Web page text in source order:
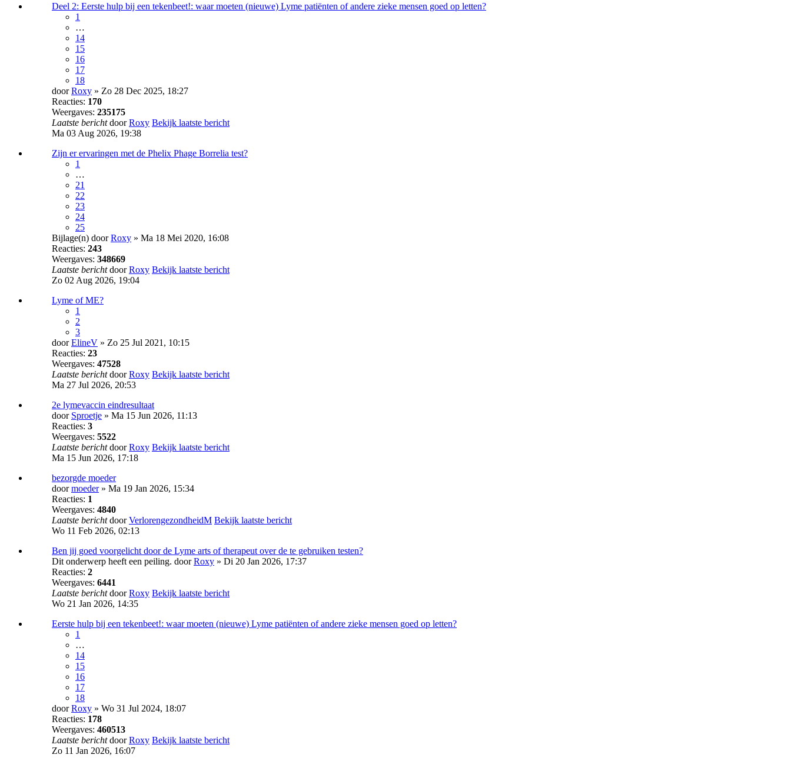
Deel 2: Eerste hulp bij een tekenbeet!: waar moeten (nieuwe) Lyme patiënten of andere zieke mensen goed op letten?
1
…
14
15
16
17
18
doorRoxy » Zo 28 Dec 2025, 18:27
Reacties: 170
Weergaves: 235175
Laatste berichtdoorRoxy Bekijk laatste bericht
Ma 03 Aug 2026, 19:38
Zijn er ervaringen met de Phelix Phage Borrelia test?
1
…
21
22
23
24
25
Bijlage(n) doorRoxy » Ma 18 Mei 2020, 16:08
Reacties: 243
Weergaves: 348669
Laatste berichtdoorRoxy Bekijk laatste bericht
Zo 02 Aug 2026, 19:04
Lyme of ME?
1
2
3
doorElineV » Zo 25 Jul 2021, 10:15
Reacties: 23
Weergaves: 47528
Laatste berichtdoorRoxy Bekijk laatste bericht
Ma 27 Jul 2026, 20:53
2e lymevaccin eindresultaat
door Sproetje » Ma 15 Jun 2026, 11:13
Reacties: 3
Weergaves: 5522
Laatste berichtdoorRoxy Bekijk laatste bericht
Ma 15 Jun 2026, 17:18
bezorgde moeder
doormoeder» Ma 19 Jan 2026, 15:34
Reacties: 1
Weergaves: 4840
Laatste berichtdoorVerlorengezondheidM Bekijk laatste bericht
Wo 11 Feb 2026, 02:13
Ben jij goed voorgelicht door de Lyme arts of therapeut over de te gebruiken testen?
Dit onderwerp heeft een peiling. doorRoxy » Di 20 Jan 2026, 17:37
Reacties: 2
Weergaves: 6441
Laatste berichtdoorRoxy Bekijk laatste bericht
Wo 21 Jan 2026, 14:35
Eerste hulp bij een tekenbeet!: waar moeten (nieuwe) Lyme patiënten of andere zieke mensen goed op letten?
1
…
14
15
16
17
18
doorRoxy » Wo 31 Jul 2024, 18:07
Reacties: 178
Weergaves: 460513
Laatste berichtdoorRoxy Bekijk laatste bericht
Zo 11 Jan 2026, 16:07